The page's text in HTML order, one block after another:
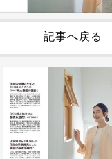
記事へ戻る